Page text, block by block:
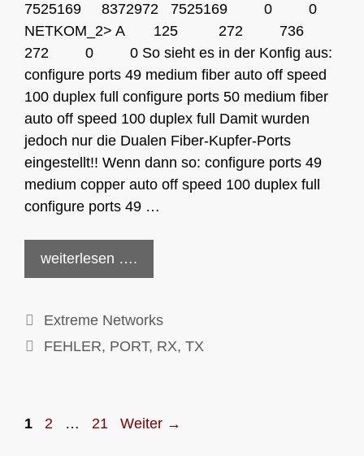
7525169 8372972 7525169 0 0
NETKOM_2> A 125 272 736
272 0 0 So sieht es in der Konfig aus:
configure ports 49 medium fiber auto off speed
100 duplex full configure ports 50 medium fiber
auto off speed 100 duplex full Damit wurden
jedoch nur die Dualen Fiber-Kupfer-Ports
eingestellt!! Wenn dann so: configure ports 49
medium copper auto off speed 100 duplex full
configure ports 49 …
weiterlesen ….
Kategorien
Extreme Networks
Schlagwörter
FEHLER, PORT, RX, TX
Seite
1 Seite
2 … Seite
21 Weiter →